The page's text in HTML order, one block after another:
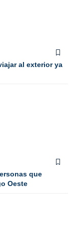
al exterior ya
que
Oeste